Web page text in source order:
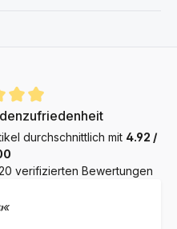
4.9 von 5 Sternen
durchschnittlich mit 4.92 /
verifizierten Bewertungen